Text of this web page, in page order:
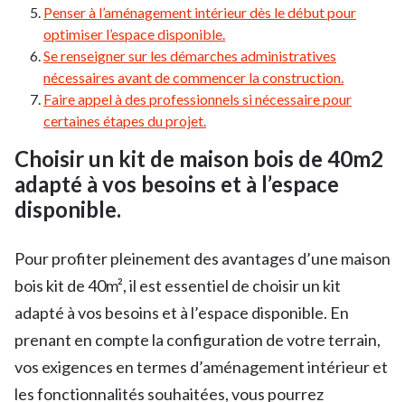
Penser à l’aménagement intérieur dès le début pour
optimiser l’espace disponible.
Se renseigner sur les démarches administratives
nécessaires avant de commencer la construction.
Faire appel à des professionnels si nécessaire pour
certaines étapes du projet.
Choisir un kit de maison bois de 40m2
adapté à vos besoins et à l’espace
disponible.
Pour profiter pleinement des avantages d’une maison
bois kit de 40m², il est essentiel de choisir un kit
adapté à vos besoins et à l’espace disponible. En
prenant en compte la configuration de votre terrain,
vos exigences en termes d’aménagement intérieur et
les fonctionnalités souhaitées, vous pourrez